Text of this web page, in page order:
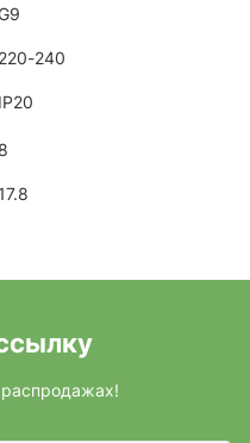
220-240
IP20
8
17.8
распродажах!